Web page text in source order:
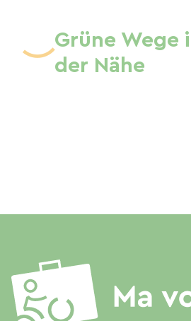
Grüne Wege
der Nähe